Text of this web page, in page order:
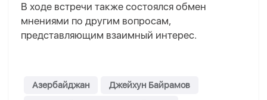
В ходе встречи также состоялся обмен
мнениями по другим вопросам,
представляющим взаимный интерес.
Азербайджан
Джейхун Байрамов